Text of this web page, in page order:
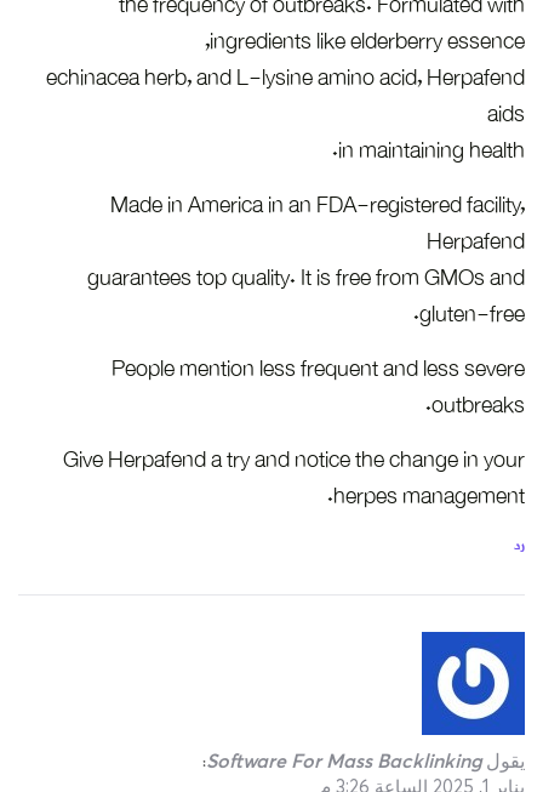
ingredients like elderberry essence,
echinacea herb, and L-lysine amino acid, Herpafend
aids
in maintaining health.
Made in America in an FDA-registered facility,
Herpafend
guarantees top quality. It is free from GMOs and
gluten-free.
People mention less frequent and less severe
outbreaks.
Give Herpafend a try and notice the change in your
herpes management.
رد
يقول Software For Mass Backlinking
:
يناير 1, 2025 الساعة 3:26 م